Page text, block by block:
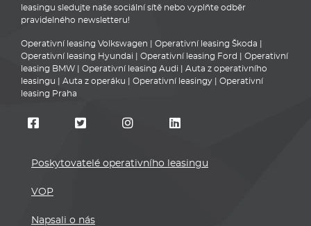
leasingu sledujte naše sociální sítě nebo vyplňte odběr
pravidelného newsletteru!
Operativní leasing Volkswagen Operativní leasing Škoda
Operativní leasing Hyundai
Operativní leasing Ford
Operativní
leasing BMW
Operativní leasing Audi
Auta z operativního
leasingu
Auta z operáku Operativní leasingy
Operativní
leasing Praha
Poskytovatelé operativního leasingu
VOP
Napsali o nás